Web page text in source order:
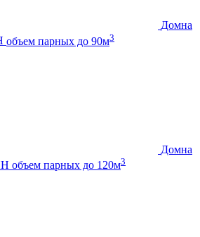
Домна
объем парных до 90м3
Домна
объем парных до 120м3